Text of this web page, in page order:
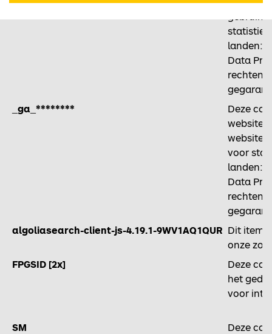
landen:
Data
rechten
_ga_********
Deze
website
voor
landen:
Data
rechten
algoliasearch-client-js-4.19.1-9WV1AQ1QUR Dit item
onze
FPGSID [2x]
Deze
het
voor
SM
Deze